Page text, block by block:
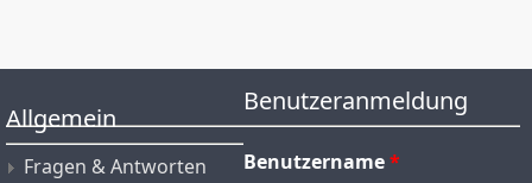
Allgemein
Fragen & Antworten
Benutzeranmeldung
Benutzername*